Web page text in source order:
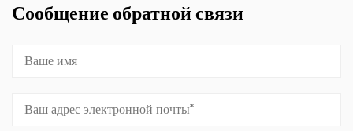
Сообщение обратной связи